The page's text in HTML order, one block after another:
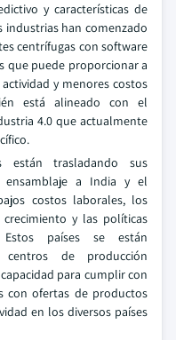
y características de
han comenzado
centrífugas con software
que puede proporcionar a
y menores costos
está alineado con el
4.0 que actualmente
están trasladando sus
ensamblaje a India y el
costos laborales, los
y las políticas
países se están
centros de producción
para cumplir con
con ofertas de productos
en los diversos países